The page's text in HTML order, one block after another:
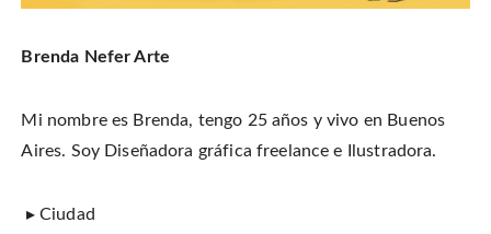
Brenda Nefer Arte
Mi nombre es Brenda, tengo 25 años y vivo en Buenos
Aires. Soy Diseñadora gráfica freelance e Ilustradora.
▸ Ciudad